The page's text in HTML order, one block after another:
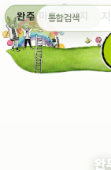
완주 마을 소식지
통합검색
완